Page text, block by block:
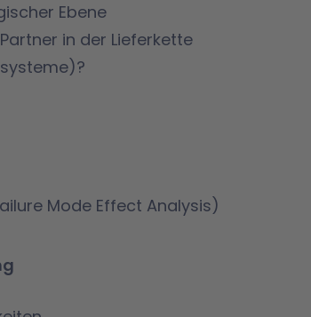
Ebene
in der Lieferkette
Mode Effect Analysis)